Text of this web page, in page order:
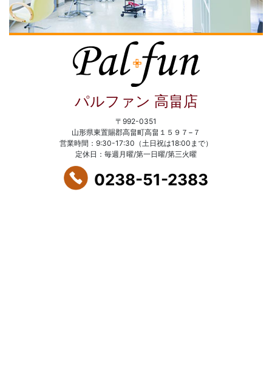
パルファン 高畠店
〒992-0351
山形県東置賜郡高畠町高畠１５９７−７
営業時間：9:30-17:30（土日祝は18:00まで）
定休日：毎週月曜/第一日曜/第三火曜
0238-51-2383